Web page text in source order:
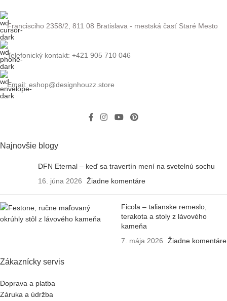
Francisciho 2358/2, 811 08 Bratislava - mestská časť Staré Mesto
Telefonický kontakt: +421 905 710 046
Email: eshop@designhouzz.store
Najnovšie blogy
DFN Eternal – keď sa travertín mení na svetelnú sochu
16. júna 2026
Žiadne komentáre
Ficola – talianske remeslo,
terakota a stoly z lávového
kameňa
7. mája 2026
Žiadne komentáre
Zákaznícky servis
Doprava a platba
Záruka a údržba